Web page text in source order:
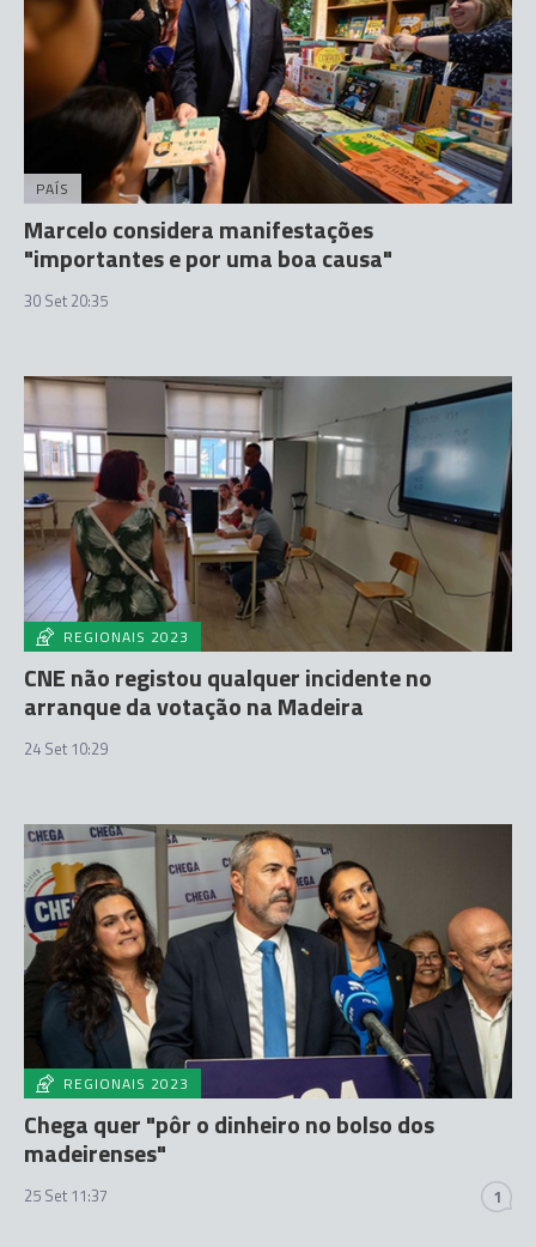
PAÍS
Marcelo considera manifestações
"importantes e por uma boa causa"
30 Set 20:35
REGIONAIS 2023
CNE não registou qualquer incidente no
arranque da votação na Madeira
24 Set 10:29
REGIONAIS 2023
Chega quer "pôr o dinheiro no bolso dos
madeirenses"
25 Set 11:37 1